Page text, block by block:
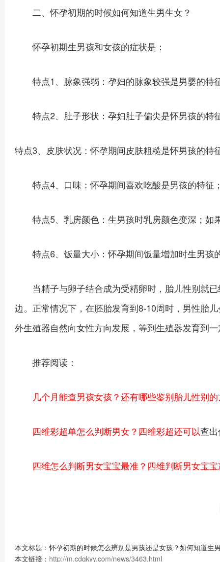
二、怀孕初期的时候如何知道生男生女？
怀孕初期生男孩和女孩的症状是：
特点1、脉象强弱：孕妇的脉象较强是男婴的特
特点2、肚子形状：孕妇肚子偏尖是怀男孩的特
特点3、皮肤状况：怀孕期间皮肤粗糙是怀男孩的特
特点4、口味：怀孕期间喜欢吃酸是男孩的特征
特点5、乳房颜色：生男孩时乳房颜色变深；如
特点6、饭量大小：怀孕期间饭量增加时生男孩
当精子与卵子结合成为受精卵时，胎儿性别就已
边。正常情况下，在胚胎发育到8-10周时，男性胎
外生殖器自然向女性方向发展，等到生殖器发育到
推荐阅读：
几个月能查男孩女孩？还有哪些鉴别胎儿性别
四维彩超单怎么判断男女？四维彩超还可以查
四维怎么判断男女宝宝最准？四维判断男女宝
本文标题：怀孕初期的时候怎么辨别是男孩还是女孩？如何知道生
本文链接： http://m.cdgkyy.com/news/3463.html